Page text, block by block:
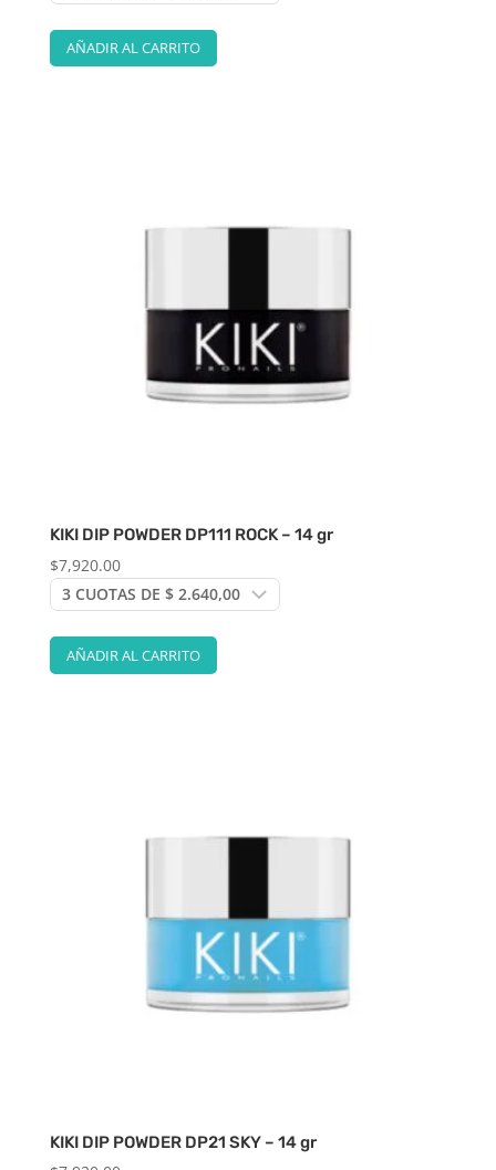
AÑADIR AL CARRITO
KIKI DIP POWDER DP111 ROCK – 14 gr
$7,920.00
AÑADIR AL CARRITO
KIKI DIP POWDER DP21 SKY – 14 gr